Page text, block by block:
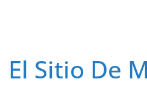
El Sitio De